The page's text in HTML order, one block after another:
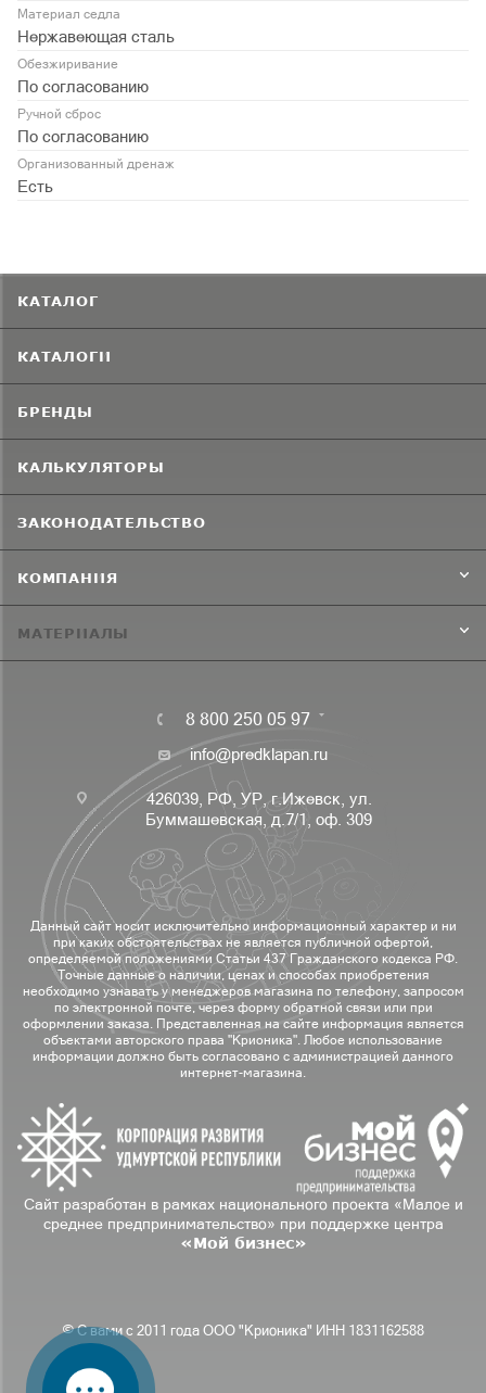
Материал седла
Нержавеющая сталь
Обезжиривание
По согласованию
Ручной сброс
По согласованию
Организованный дренаж
Есть
КАТАЛОГ
КАТАЛОГИ
БРЕНДЫ
КАЛЬКУЛЯТОРЫ
ЗАКОНОДАТЕЛЬСТВО
КОМПАНИЯ
МАТЕРИАЛЫ
8 800 250 05 97
info@predklapan.ru
426039, РФ, УР, г.Ижевск, ул.
Буммашевская, д.7/1, оф. 309
Данный сайт носит исключительно информационный характер и ни
при каких обстоятельствах не является публичной офертой,
определяемой положениями Статьи 437 Гражданского кодекса РФ.
Точные данные о наличии, ценах и способах приобретения
необходимо узнавать у менеджеров магазина по телефону, запросом
по электронной почте, через форму обратной связи или при
оформлении заказа. Представленная на сайте информация является
объектами авторского права "Крионика". Любое использование
информации должно быть согласовано с администрацией данного
интернет-магазина.
Сайт разработан в рамках национального проекта «Малое и
среднее предпринимательство» при поддержке центра
«Мой бизнес»
© С вами с 2011 года ООО "Крионика" ИНН 1831162588